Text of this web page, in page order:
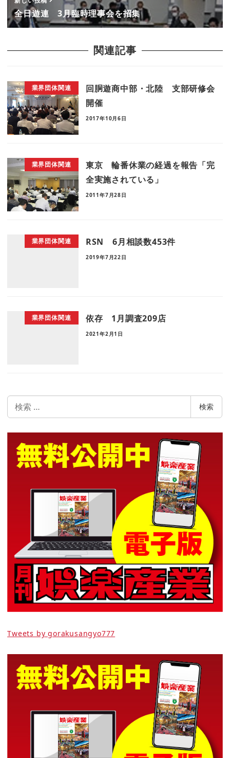
全日遊連 3月臨時理事会を招集
関連記事
業界団体関連
回胴遊商中部・北陸 支部研修会
開催
2017年10月6日
業界団体関連
東京 輪番休業の経過を報告「完
全実施されている」
2011年7月28日
業界団体関連 RSN 6月相談数453件
2019年7月22日
業界団体関連 依存 1月調査209店
2021年2月1日
索
検索
Tweets by gorakusangyo777